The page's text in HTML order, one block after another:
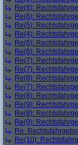
Re(6):
Re(6):
Re(5):
Re(4):
Re(6):
Re(6):
Re(7):
Re(7):
Re(8):
Re(7):
Re(8):
Re(9):
Re(8):
Re(9):
Re:
Re(10):